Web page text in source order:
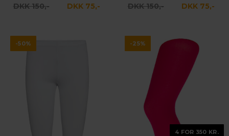
DKK 150,- DKK 75,- DKK 150,- DKK 75,-
-50% -25%
4 FOR 350 KR.